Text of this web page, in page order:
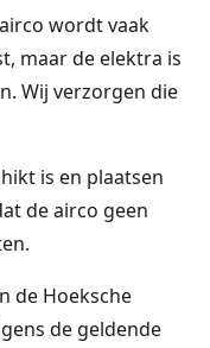
wordt vaak
maar de elektra is
Wij verzorgen die
is en plaatsen
de airco geen
de Hoeksche
de geldende